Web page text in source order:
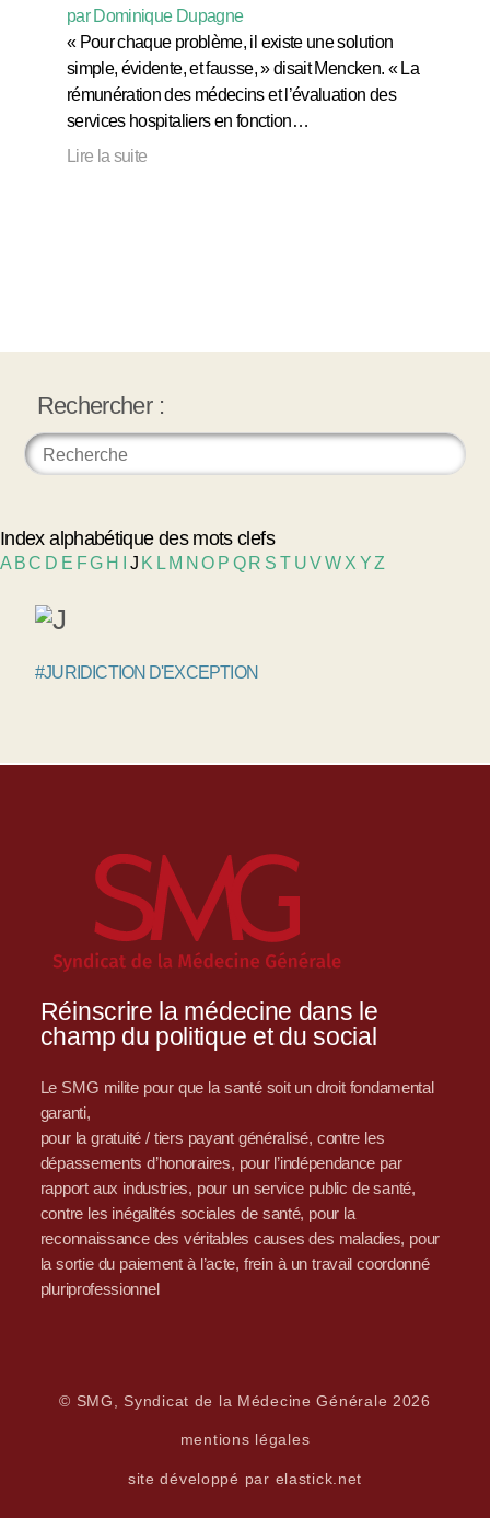
par Dominique Dupagne
« Pour chaque problème, il existe une solution
simple, évidente, et fausse, » disait Mencken. « La
rémunération des médecins et l’évaluation des
services hospitaliers en fonction…
Lire la suite
Rechercher :
Index alphabétique des mots clefs
A BC D E FG H J K L M NO P Q R S T UVW X YZ
#JURIDICTION D'EXCEPTION
Réinscrire la médecine dans le
champ du politique et du social
Le SMG milite pour que la santé soit un droit fondamental
garanti,
pour la gratuité / tiers payant généralisé, contre les
dépassements d’honoraires, pour l’indépendance par
rapport aux industries, pour un service public de santé,
contre les inégalités sociales de santé, pour la
reconnaissance des véritables causes des maladies, pour
la sortie du paiement à l’acte, frein à un travail coordonné
pluriprofessionnel
© SMG, Syndicat de la Médecine Générale 2026
mentions légales
site développé par elastick.net